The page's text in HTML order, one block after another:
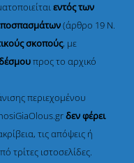
εντός των
(άρθρο 19 Ν.
σκοπούς, με
προς το αρχικό
περιεχομένου
δεν φέρει
τις απόψεις ή
τρίτες ιστοσελίδες.